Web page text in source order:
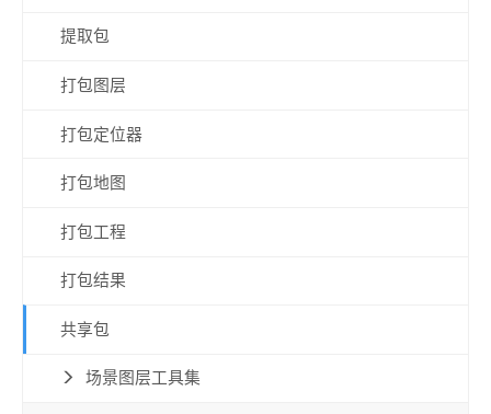
提取包
打包图层
打包定位器
打包地图
打包工程
打包结果
共享包
场景图层工具集